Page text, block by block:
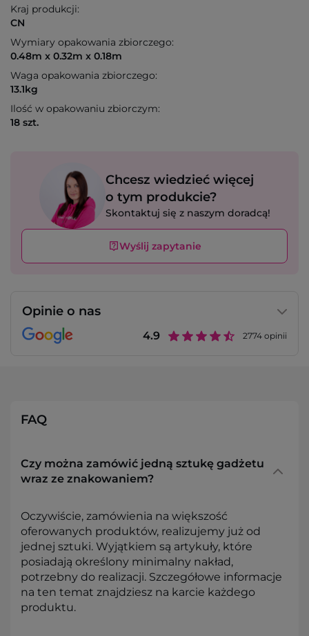
Kraj produkcji:
CN
Wymiary opakowania zbiorczego:
0.48m x 0.32m x 0.18m
Waga opakowania zbiorczego:
13.1kg
Ilość w opakowaniu zbiorczym:
18 szt.
Chcesz wiedzieć więcej
o tym produkcie?
Skontaktuj się z naszym doradcą!
Wyślij zapytanie
Opinie o nas
4.9 2774 opinii
FAQ
Czy można zamówić jedną sztukę gadżetu
wraz ze znakowaniem?
Oczywiście, zamówienia na większość
oferowanych produktów, realizujemy już od
jednej sztuki. Wyjątkiem są artykuły, które
posiadają określony minimalny nakład,
potrzebny do realizacji. Szczegółowe informacje
na ten temat znajdziesz na karcie każdego
produktu.